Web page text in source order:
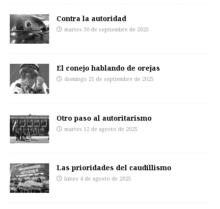
Contra la autoridad
martes 30 de septiembre de 2025
El conejo hablando de orejas
domingo 21 de septiembre de 2025
Otro paso al autoritarismo
martes 12 de agosto de 2025
Las prioridades del caudillismo
lunes 4 de agosto de 2025